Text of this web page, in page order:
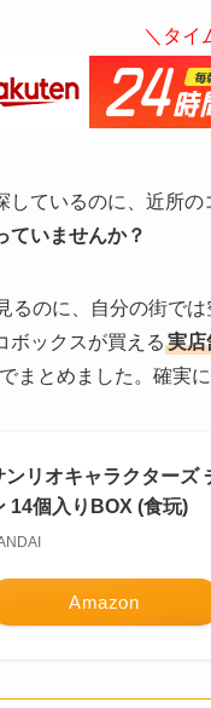
＼タイ
しているのに、近所
ていませんか？
るのに、自分の街で
ボックスが買える 実店
まとめました。確実
ンリオキャラクターズ
14個入りBOX (食玩)
Amazon